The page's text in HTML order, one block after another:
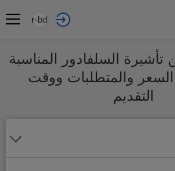
ar-bd
تأشيرة السلفادور المناسبة
والمتطلبات ووقت
التقديم